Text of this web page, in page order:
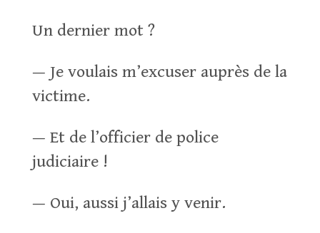
Un dernier mot ?
— Je voulais m’excuser auprès de la
victime.
— Et de l’officier de police
judiciaire !
— Oui, aussi j’allais y venir.